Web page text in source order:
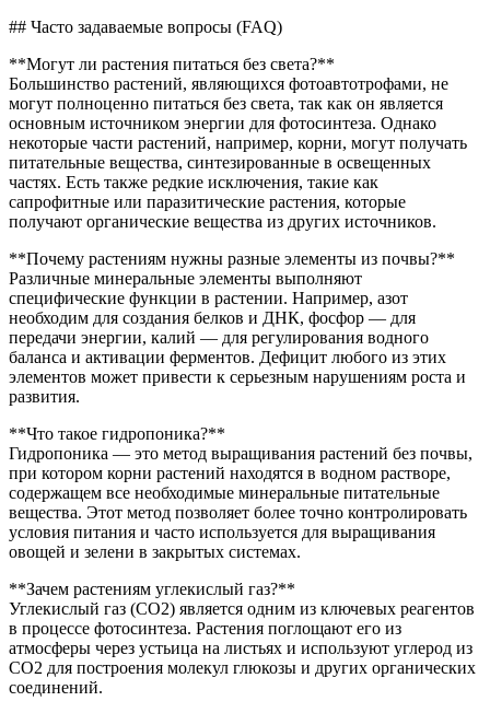
## Часто задаваемые вопросы (FAQ)
**Могут ли растения питаться без света?**
Большинство растений, являющихся фотоавтотрофами, не
могут полноценно питаться без света, так как он является
основным источником энергии для фотосинтеза. Однако
некоторые части растений, например, корни, могут получать
питательные вещества, синтезированные в освещенных
частях. Есть также редкие исключения, такие как
сапрофитные или паразитические растения, которые
получают органические вещества из других источников.
**Почему растениям нужны разные элементы из почвы?**
Различные минеральные элементы выполняют
специфические функции в растении. Например, азот
необходим для создания белков и ДНК, фосфор — для
передачи энергии, калий — для регулирования водного
баланса и активации ферментов. Дефицит любого из этих
элементов может привести к серьезным нарушениям роста и
развития.
**Что такое гидропоника?**
Гидропоника — это метод выращивания растений без почвы,
при котором корни растений находятся в водном растворе,
содержащем все необходимые минеральные питательные
вещества. Этот метод позволяет более точно контролировать
условия питания и часто используется для выращивания
овощей и зелени в закрытых системах.
**Зачем растениям углекислый газ?**
Углекислый газ (CO2) является одним из ключевых реагентов
в процессе фотосинтеза. Растения поглощают его из
атмосферы через устьица на листьях и используют углерод из
CO2 для построения молекул глюкозы и других органических
соединений.